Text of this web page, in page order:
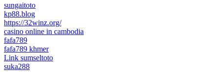
sungaitoto
kp88.blog
https://32winz.org/
casino online in cambodia
fafa789
fafa789 khmer
Link sumseltoto
suka288